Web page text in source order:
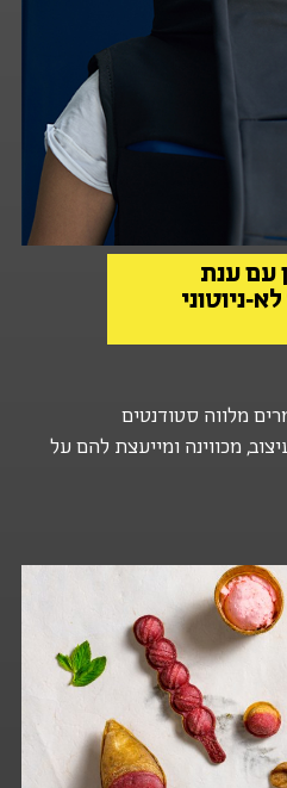
עם ענת
ניוטוני
מלווה סטודנטים
מכווינה ומייעצת להם על